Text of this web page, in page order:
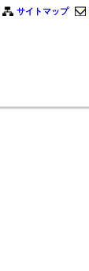
サイトマップ